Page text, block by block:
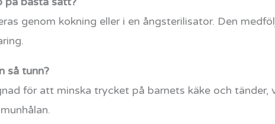
genom kokning eller i en ångsterilisator. Den
så tunn?
för att minska trycket på barnets käke och tänder,